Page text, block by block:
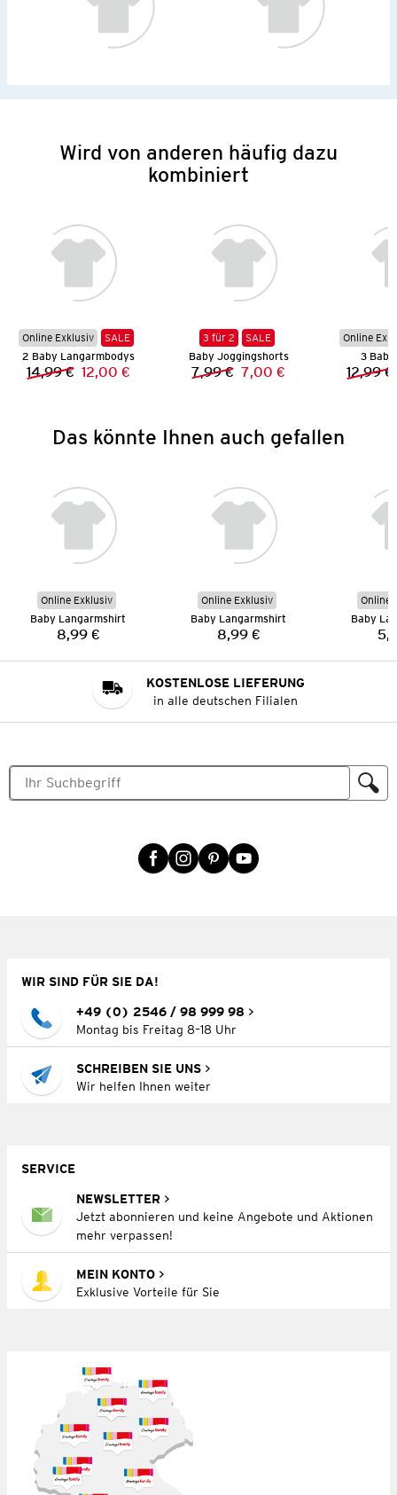
Wird von anderen häufig dazu
kombiniert
Online Exklusiv
SALE
2 Baby Langarmbodys
Vorheriger Preis:
14,99 € Neuer Preis:
12,00 €
3 für 2
SALE
Baby Joggingshorts
Vorheriger Preis:
7,99 € Neuer Preis:
7,00 €
Online
3
12,99 €
Das könnte Ihnen auch gefallen
Online Exklusiv
Baby Langarmshirt
Preis:
8,99 €
Online Exklusiv
Baby Langarmshirt
Preis:
8,99 €
Online
Baby
KOSTENLOSE LIEFERUNG
in alle deutschen Filialen
WIR SIND FÜR SIE DA!
+49 (0) 2546 / 98 999 98
Montag bis Freitag 8–18 Uhr
SCHREIBEN SIE UNS
Wir helfen Ihnen weiter
SERVICE
NEWSLETTER
Jetzt abonnieren und keine Angebote und Aktionen
mehr verpassen!
MEIN KONTO
Exklusive Vorteile für Sie